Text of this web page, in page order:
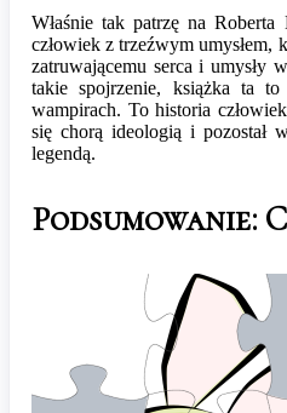
Właśnie tak patrzę na
człowiek z trzeźwym umysłem,
zatruwającemu serca i umysły
takie spojrzenie, książka ta
wampirach. To historia
się chorą ideologią i pozostał
legendą.
Podsumowanie: